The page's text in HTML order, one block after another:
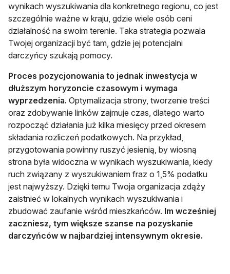
wynikach wyszukiwania dla konkretnego regionu, co jest
szczególnie ważne w kraju, gdzie wiele osób ceni
działalność na swoim terenie. Taka strategia pozwala
Twojej organizacji być tam, gdzie jej potencjalni
darczyńcy szukają pomocy.
Proces pozycjonowania to jednak inwestycja w
dłuższym horyzoncie czasowym i wymaga
wyprzedzenia. Optymalizacja strony, tworzenie treści
oraz zdobywanie linków zajmuje czas, dlatego warto
rozpocząć działania już kilka miesięcy przed okresem
składania rozliczeń podatkowych. Na przykład,
przygotowania powinny ruszyć jesienią, by wiosną
strona była widoczna w wynikach wyszukiwania, kiedy
ruch związany z wyszukiwaniem fraz o 1,5% podatku
jest najwyższy. Dzięki temu Twoja organizacja zdąży
zaistnieć w lokalnych wynikach wyszukiwania i
zbudować zaufanie wśród mieszkańców. Im wcześniej
zaczniesz, tym większe szanse na pozyskanie
darczyńców w najbardziej intensywnym okresie.